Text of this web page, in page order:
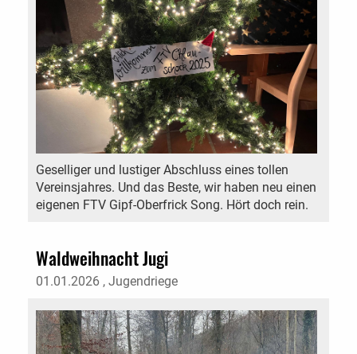
Geselliger und lustiger Abschluss eines tollen
Vereinsjahres. Und das Beste, wir haben neu einen
eigenen FTV Gipf-Oberfrick Song. Hört doch rein.
Waldweihnacht Jugi
01.01.2026 , Jugendriege